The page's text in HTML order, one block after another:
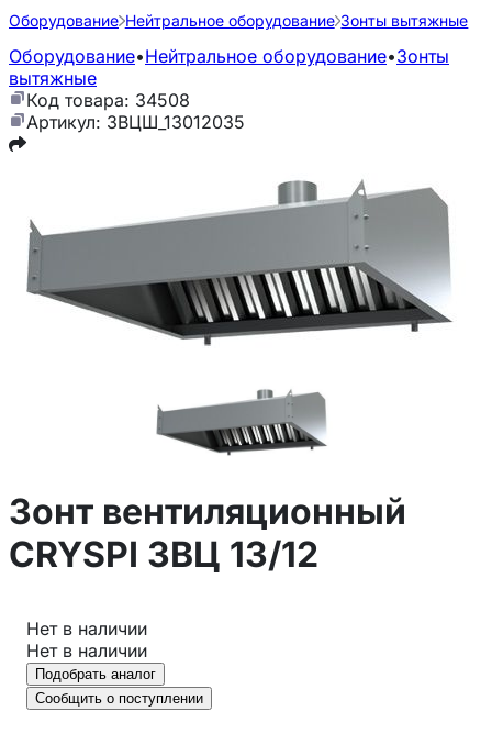
Оборудование Нейтральное оборудование Зонты вытяжные
Оборудование•Нейтральное оборудование•Зонты
вытяжные
Код товара: 34508
Артикул: ЗВЦШ_13012035
Зонт вентиляционный
CRYSPI ЗВЦ 13/12
Нет в наличии
Нет в наличии
Подобрать аналог
Сообщить о поступлении